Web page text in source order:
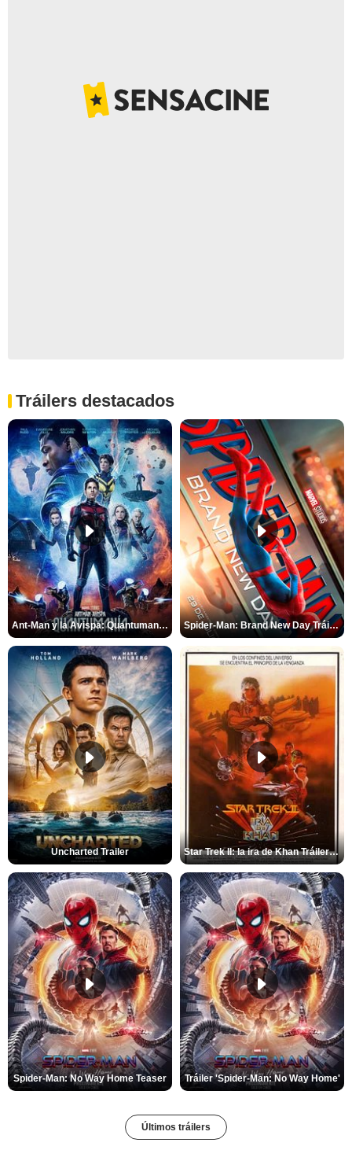
Tráilers destacados
Ant-Man y la Avispa: Quantumanía Tráiler (2) Spider-Man: Brand New Day Tráiler (3)
Uncharted Trailer Star Trek II: la ira de Khan Tráiler VO
Spider-Man: No Way Home Teaser Tráiler 'Spider-Man: No Way Home'
Últimos tráilers